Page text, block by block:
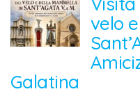
velo
Galatina